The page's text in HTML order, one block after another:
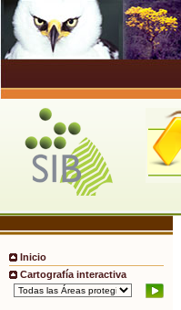
Inicio
Cartografía interactiva